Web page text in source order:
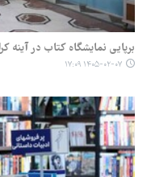
برپایی نمایشگاه کتاب در آینه
۱۴۰۵-۰۲-۰۷ ۱۷:۰۹